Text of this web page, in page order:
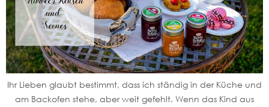
Ihr Lieben glaubt bestimmt, dass ich ständig in der Küche und
am Backofen stehe, aber weit gefehlt. Wenn das Kind aus